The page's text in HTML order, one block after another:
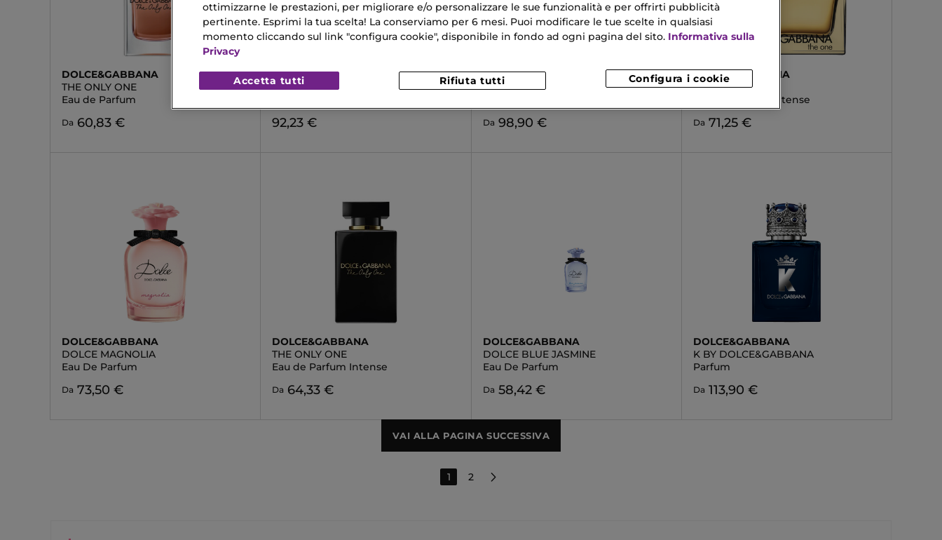
DOLCE&GABBANA
THE ONLY ONE
Eau de Parfum
Da 60,83 €
DOLCE&GABBANA
THE ONE FOR MEN
92,23 €
DOLCE&GABBANA
Q BY DOLCE&GABBANA
Da 98,90 €
DOLCE&GABBANA
THE ONE
Eau De Parfum Intense
Da 71,25 €
DOLCE&GABBANA
DOLCE MAGNOLIA
Eau De Parfum
Da 73,50 €
DOLCE&GABBANA
THE ONLY ONE
Eau de Parfum Intense
Da 64,33 €
DOLCE&GABBANA
DOLCE BLUE JASMINE
Eau De Parfum
Da 58,42 €
DOLCE&GABBANA
K BY DOLCE&GABBANA
Parfum
Da 113,90 €
VAI ALLA PAGINA SUCCESSIVA
1 2
ottimizzarne le prestazioni, per migliorare e/o personalizzare le sue funzionalità e per offrirti pubblicità
pertinente. Esprimi la tua scelta! La conserviamo per 6 mesi. Puoi modificare le tue scelte in qualsiasi
momento cliccando sul link "configura cookie", disponibile in fondo ad ogni pagina del sito. Informativa sulla
Privacy
Configura i cookie
Rifiuta tutti
Accetta tutti